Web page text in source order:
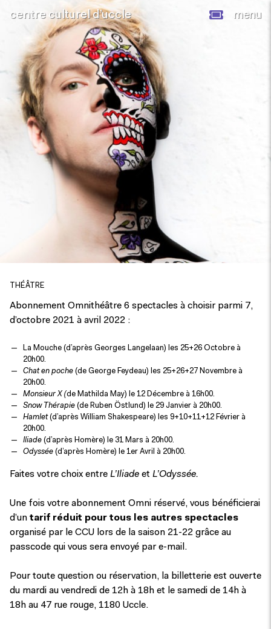
centre culturel d’uccle menu
THÉÂTRE
Abonnement Omnithéâtre 6 spectacles à choisir parmi 7,
d’octobre 2021 à avril 2022 :
La Mouche (d’après Georges Langelaan) les 25+26 Octobre à
20h00.
Chat en poche (de George Feydeau) les 25+26+27 Novembre à
20h00.
Monsieur X (de Mathilda May) le 12 Décembre à 16h00.
Snow Thérapie (de Ruben Östlund) le 29 Janvier à 20h00.
Hamlet(d’après William Shakespeare) les 9+10+11+12 Février à
20h00.
Iliade (d’après Homère) le 31 Mars à 20h00.
Odyssée (d’après Homère) le 1er Avril à 20h00.
Faites votre choix entre L’Iliade et L’Odyssée.
Une fois votre abonnement Omni réservé, vous bénéficierai
d’un tarif réduit pour tous les autres spectacles
organisé par le CCU lors de la saison 21-22 grâce au
passcode qui vous sera envoyé par e-mail.
Pour toute question ou réservation, la billetterie est ouverte
du mardi au vendredi de 12h à 18h et le samedi de 14h à
18h au 47 rue rouge, 1180 Uccle.